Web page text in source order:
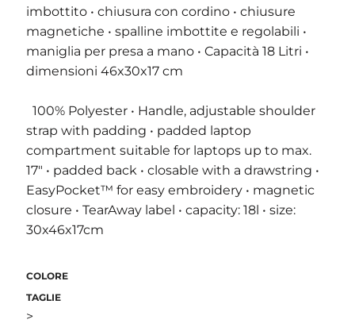
imbottito • chiusura con cordino • chiusure
magnetiche • spalline imbottite e regolabili •
maniglia per presa a mano • Capacità 18 Litri •
dimensioni 46x30x17 cm
100% Polyester • Handle, adjustable shoulder
strap with padding • padded laptop
compartment suitable for laptops up to max.
17" • padded back • closable with a drawstring •
EasyPocket™ for easy embroidery • magnetic
closure • TearAway label • capacity: 18l • size:
30x46x17cm
COLORE
TAGLIE
>